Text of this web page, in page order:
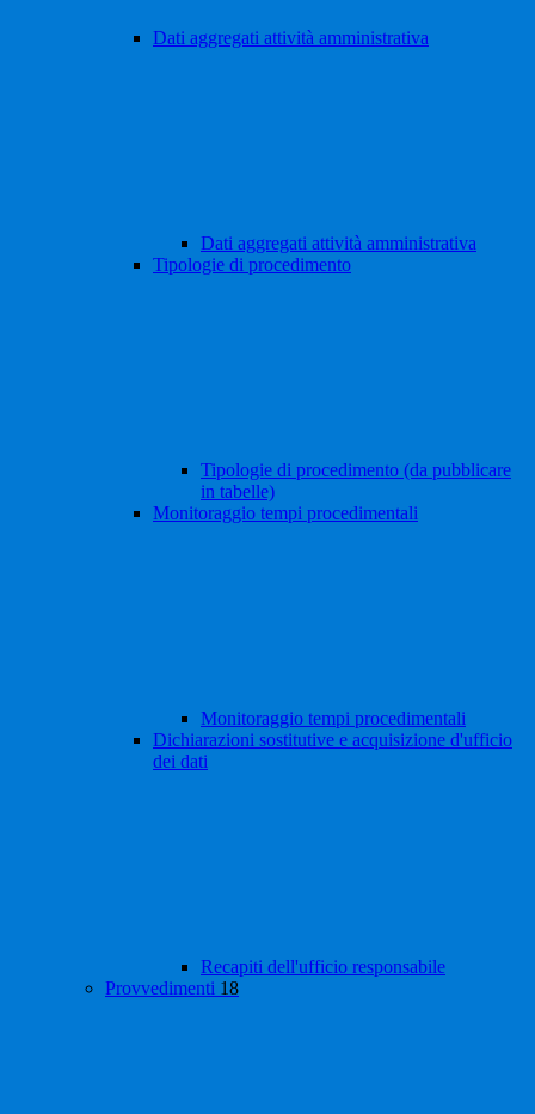
Dati aggregati attività amministrativa
Dati aggregati attività amministrativa
Tipologie di procedimento
Tipologie di procedimento (da pubblicare
in tabelle)
Monitoraggio tempi procedimentali
Monitoraggio tempi procedimentali
Dichiarazioni sostitutive e acquisizione d'ufficio
dei dati
Recapiti dell'ufficio responsabile
Provvedimenti 18